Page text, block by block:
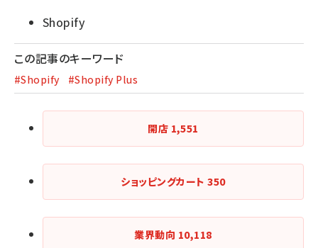
Shopify
この記事のキーワード
#Shopify #Shopify Plus
開店 1,551
ショッピングカート350
業界動向 10,118